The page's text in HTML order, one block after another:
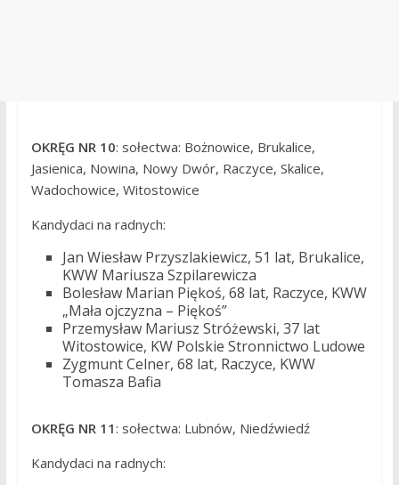
OKRĘG NR 10: sołectwa: Bożnowice, Brukalice,
Jasienica, Nowina, Nowy Dwór, Raczyce, Skalice,
Wadochowice, Witostowice
Kandydaci na radnych:
Jan Wiesław Przyszlakiewicz, 51 lat, Brukalice,
KWW Mariusza Szpilarewicza
Bolesław Marian Piękoś, 68 lat, Raczyce, KWW
„Mała ojczyzna – Piękoś”
Przemysław Mariusz Stróżewski, 37 lat
Witostowice, KW Polskie Stronnictwo Ludowe
Zygmunt Celner, 68 lat, Raczyce, KWW
Tomasza Bafia
OKRĘG NR 11: sołectwa: Lubnów, Niedźwiedź
Kandydaci na radnych: